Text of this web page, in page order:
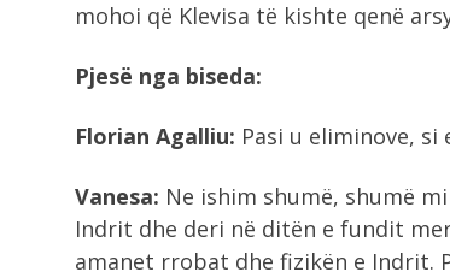
mohoi që Klevisa të kishte qenë
Pjesë nga biseda:
Florian Agalliu: Pasi u eliminove, si
Vanesa: Ne ishim shumë, shumë
Indrit dhe deri në ditën e fundit
amanet rrobat dhe fizikën e Indrit.